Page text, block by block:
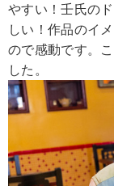
やすい！壬氏の
しい！作品のイ
ので感動です。
した。